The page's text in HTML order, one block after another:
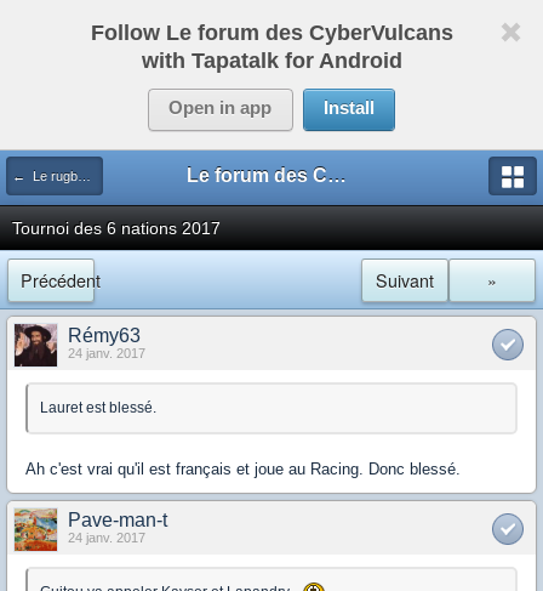
Follow Le forum des CyberVulcans
with Tapatalk for Android
Open in app Install
← Le rugby international Le forum des CyberVulcans
Tournoi des 6 nations 2017
Précédent »
Suivant
Rémy63
24 janv. 2017
Lauret est blessé.
Ah c'est vrai qu'il est français et joue au Racing. Donc blessé.
Pave-man-t
24 janv. 2017